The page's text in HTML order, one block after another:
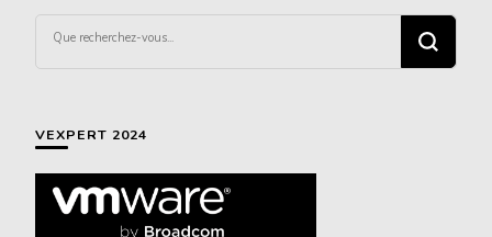
recherchiez
quelque
VEXPERT 2024